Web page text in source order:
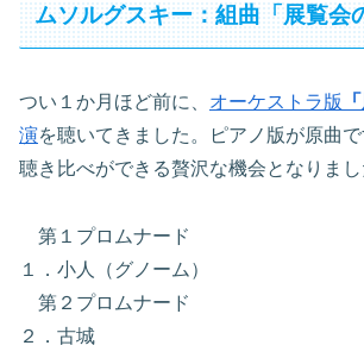
ムソルグスキー：組曲「展覧会
つい１か月ほど前に、 オーケストラ版
演を聴いてきました。ピアノ版が原曲
聴き比べができる贅沢な機会となりまし
第１プロムナード
１．小人（グノーム）
第２プロムナード
２．古城